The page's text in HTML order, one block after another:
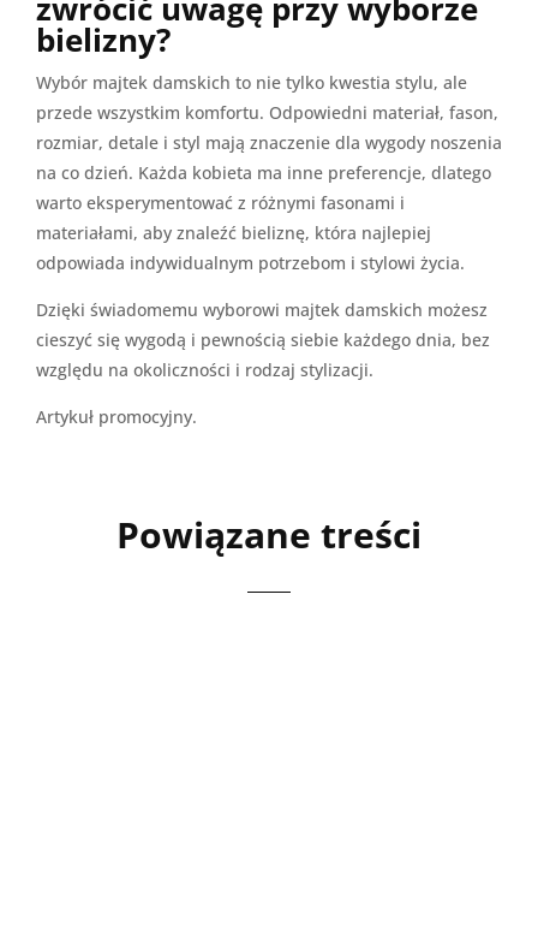
bielizny?
Wybór majtek damskich to nie tylko kwestia stylu, ale
przede wszystkim komfortu. Odpowiedni materiał, fason,
rozmiar, detale i styl mają znaczenie dla wygody noszenia
na co dzień. Każda kobieta ma inne preferencje, dlatego
warto eksperymentować z różnymi fasonami i
materiałami, aby znaleźć bieliznę, która najlepiej
odpowiada indywidualnym potrzebom i stylowi życia.
Dzięki świadomemu wyborowi majtek damskich możesz
cieszyć się wygodą i pewnością siebie każdego dnia, bez
względu na okoliczności i rodzaj stylizacji.
Artykuł promocyjny.
Powiązane treści